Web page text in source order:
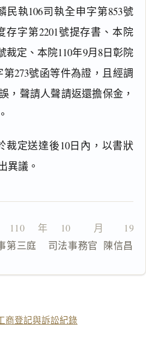
民執106司執全申字第853號
存字第2201號提存書、本院
裁定、本院110年9月8日彰院
273號函等件為證，且經調
，聲請人聲請返還擔保金，
裁定送達後10日內，以書狀
異議。
110 　年 　10 　　月　　19
民事第三庭    司法事務官  陳信昌
商登記與訴訟紀錄
主
文
理
由
一
全